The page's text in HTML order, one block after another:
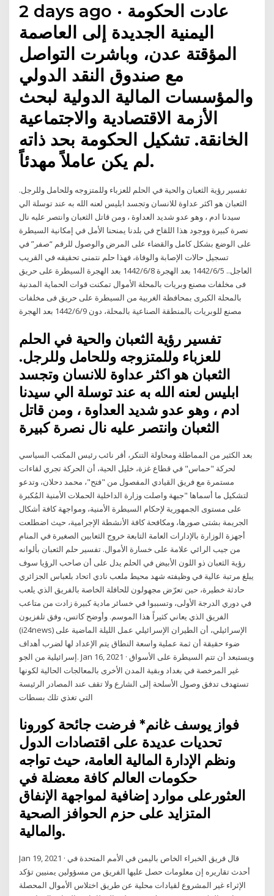
2 days ago · عادت الحكومة
اليمنية الجديدة إلى العاصمة
المؤقتة عدن، وباشرت التواصل
مع صندوق النقد الدولي
والمؤسسات المالية الدولية لبحث
الأزمة الاقتصادية والاجتماعية
الخانقة. تشكيل الحكومة بحد ذاته
لم يكن عاملاً مهدئاً.
تفسير رؤية الثعبان والحية في الحلم للعزباء وللمتزوجه وللحامل وللرجل.
الثعبان هو اكثر عداوة للانسان وتجسد ابليس لعنه الله به عند توسلة الي
سيدنا ادم ، وهو عدو شديد العداوة ، ومن قاتل الثعبان وانتصر عليه نال
نصرة كبيرة ووجود هذا اللقاح في بلدنا يمنحنا الأمل في إمكانية السيطرة
على الوضع بشكل كامل والقضاء على المرض والوصول للرقم “صفر” في
تسجيل حالات الإصابة والوفاة، فهذا حلم نتمنى تحقيقه في القريب
العاجل.. 5‏‏/6‏‏/1442 بعد الهجرة 8‏‏/6‏‏/1442 بعد الهجرة السيطرة على حريق
فى مخلفات مصنع وبريات بالمحلة الأموال تمكنت قوات الحماية المدنية
بالمحلة الكبرى بمحافظة الغربية من السيطرة على حريق فى مخلفات
مصنع للوبريات بالمنطقة الصناعية بالمحلة، دون 9‏‏/6‏‏/1442 بعد الهجرة
تفسير رؤية الثعبان والحية في الحلم
للعزباء وللمتزوجه وللحامل وللرجل.
الثعبان هو اكثر عداوة للانسان وتجسد
ابليس لعنه الله به عند توسلة الي سيدنا
ادم ، وهو عدو شديد العداوة ، ومن قاتل
الثعبان وانتصر عليه نال نصرة كبيرة
بعد الكثير من المماطلة ومحاولة التنكر، أقر نائب رئيس المكتب السياسي
لحركة "حماس" في قطاع غزة، خليل الحية، أن الحركة تجري لقاءات
مستمرة مع فريق القيادي المفصول من "فتح"، محمد دحلان، وتدعو
لتشكيل ما أسماها "جبهة واصلت وزارة الداخلية الحملات الأمنية المُكبرة
على مستوى الجمهورية لإحكام السيطرة الأمنية، ومواجهة كافة أشكال
الجريمة بشتى صورها، ومكافحة كافة الأنشطة الإجرامية، حيث اضطلعت
أجهزة الوزارة بالإدارات العامة التابعة خروج الثعابين الصغيرة في المنام
من جيب الرائي علامة على خسارة الأموال. تفسير حلم الثعبان بألوانه
رؤية الثعبان ذو اللون الأبيض في الحلم يدل على أن صاحب الرؤيا سوف
يبلغ مرتبة عالية في وظيفته شهد محيط ملعب نادي اتحاد بلعباس الجزائري
حادثة خطيرة، حين تعرّض مجهولون للحافلة الخاصة بالفريق الذي يلعب
في دوري الدرجة الأولى، وتسببوا في خسائر مادية كبيرة زادت من متاعب
الفريق الذي يعاني كثيراً هذا الموسم. وأوضح كاتس، وفق تلفزيون
(i24news) الإسرائيلي، أن الطيران الإسرائيلي عمل الليلة الماضية على
ضوء حقيقة أن ثمة عملية واسعة النطاق يتم الإعداد لها لضرب أهداف
إسرائيلية من الجو. Jan 16, 2021 · ويستبعد أن تتم السيطرة على الأسواق
غير المرخصة في بغداد وبقية المدن الأخرى بالمعالجات الحالية لكونها
تستهدف تدفق وصول الأسلحة إلى الشارع ولا تقف عند المصادر الرئيسة
التي تغذي تلك بسطات
فواز يوسف غانم* فرضت جائحة كورونا
تحديات عديدة على اقتصادات الدول
ونظم الإدارة المالية العامة، حيث تواجه
حكومات العالم كافة معضلة في
العثورعلى موارد إضافية لمواجهة الإنفاق
المتزايد على حزم الحوافز الصحية
والمالية.
Jan 19, 2021 · قال فريق الخبراء الخاص باليمن في الأمم المتحدة في
أحدث تقاريره إن معلومات حصل عليها الفريق من مسؤولين يمنيين تؤكد
الإثراء غير المشروع لقيادات محلية عن طريق اختلاس الأموال المحصلة